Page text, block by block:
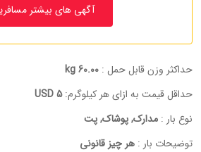
آگهی های بیشتر
حداکثر وزن قابل حمل : 60.00 kg
حداقل قیمت به ازای هر کیلوگرم:5 USD
نوع بار : مدارک, پوشاک, پت
توضیحات بار : هر چیز قانونی